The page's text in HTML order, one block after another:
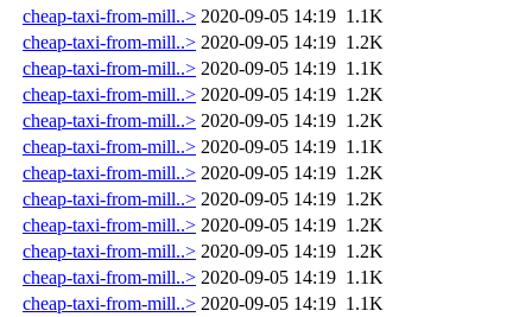
cheap-taxi-from-mill..> 2020-09-05 14:19 1.1K
cheap-taxi-from-mill..> 2020-09-05 14:19 1.2K
cheap-taxi-from-mill..> 2020-09-05 14:19 1.1K
cheap-taxi-from-mill..> 2020-09-05 14:19 1.2K
cheap-taxi-from-mill..> 2020-09-05 14:19 1.2K
cheap-taxi-from-mill..> 2020-09-05 14:19 1.1K
cheap-taxi-from-mill..> 2020-09-05 14:19 1.2K
cheap-taxi-from-mill..> 2020-09-05 14:19 1.2K
cheap-taxi-from-mill..> 2020-09-05 14:19 1.2K
cheap-taxi-from-mill..> 2020-09-05 14:19 1.2K
cheap-taxi-from-mill..> 2020-09-05 14:19 1.1K
cheap-taxi-from-mill..> 2020-09-05 14:19 1.1K